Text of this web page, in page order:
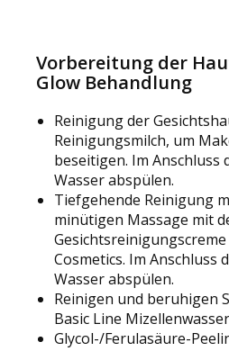
Vorbereitung der
Glow Behandlung
Reinigung der
Reinigungsmilch, um
beseitigen. Im Anschluss
Wasser abspülen.
Tiefgehende Reinigung
minütigen Massage mit
Cosmetics. Im Anschluss
Wasser abspülen.
Reinigen und beruhigen
Basic Line
Glycol-/Ferulasäure-